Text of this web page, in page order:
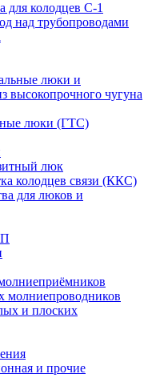
для колодцев С-1
над трубопроводами
люки и
высокопрочного чугуна
люки (ГТС)
люк
колодцев связи (ККС)
для люков и
молниепроводников
и плоских
и прочие